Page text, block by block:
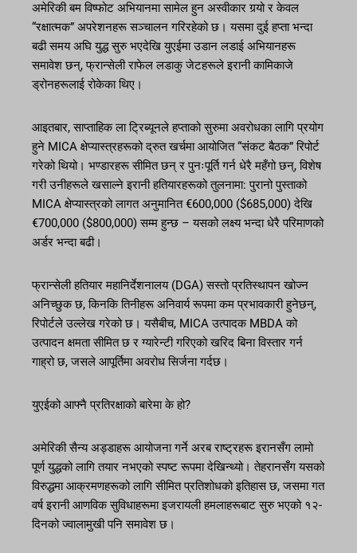
अमेरिकी बम विष्फोट अभियानमा सामेल हुन अस्वीकार गर्‍यो र केवल
“रक्षात्मक” अपरेशनहरू सञ्चालन गरिरहेको छ। यसमा दुई हप्ता भन्दा
बढी समय अघि युद्ध सुरु भएदेखि युएईमा उडान लडाई अभियानहरू
समावेश छन्, फ्रान्सेली राफेल लडाकु जेटहरूले इरानी कामिकाजे
ड्रोनहरूलाई रोकेका थिए।
आइतबार, साप्ताहिक ला ट्रिब्यूनले हप्ताको सुरुमा अवरोधका लागि प्रयोग
हुने MICA क्षेप्यास्त्रहरूको द्रुत खर्चमा आयोजित “संकट बैठक” रिपोर्ट
गरेको थियो। भण्डारहरू सीमित छन् र पुनःपूर्ति गर्न धेरै महँगो छन्, विशेष
गरी उनीहरूले खसाल्ने इरानी हतियारहरूको तुलनामा: पुरानो पुस्ताको
MICA क्षेप्यास्त्रको लागत अनुमानित €600,000 ($685,000) देखि
€700,000 ($800,000) सम्म हुन्छ – यसको लक्ष्य भन्दा धेरै परिमाणको
अर्डर भन्दा बढी।
फ्रान्सेली हतियार महानिर्देशनालय (DGA) सस्तो प्रतिस्थापन खोज्न
अनिच्छुक छ, किनकि तिनीहरू अनिवार्य रूपमा कम प्रभावकारी हुनेछन्,
रिपोर्टले उल्लेख गरेको छ। यसैबीच, MICA उत्पादक MBDA को
उत्पादन क्षमता सीमित छ र ग्यारेन्टी गरिएको खरिद बिना विस्तार गर्न
गाह्रो छ, जसले आपूर्तिमा अवरोध सिर्जना गर्दछ।
युएईको आफ्नै प्रतिरक्षाको बारेमा के हो?
अमेरिकी सैन्य अड्डाहरू आयोजना गर्ने अरब राष्ट्रहरू इरानसँग लामो
पूर्ण युद्धको लागि तयार नभएको स्पष्ट रूपमा देखिन्थ्यो। तेहरानसँग यसको
विरुद्धमा आक्रमणहरूको लागि सीमित प्रतिशोधको इतिहास छ, जसमा गत
वर्ष इरानी आणविक सुविधाहरूमा इजरायली हमलाहरूबाट सुरु भएको १२-
दिनको ज्वालामुखी पनि समावेश छ।